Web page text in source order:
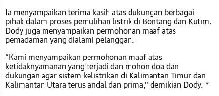
Ia menyampaikan terima kasih atas dukungan berbagai
pihak dalam proses pemulihan listrik di Bontang dan Kutim.
Dody juga menyampaikan permohonan maaf atas
pemadaman yang dialami pelanggan.
“Kami menyampaikan permohonan maaf atas
ketidaknyamanan yang terjadi dan mohon doa dan
dukungan agar sistem kelistrikan di Kalimantan Timur dan
Kalimantan Utara terus andal dan prima,” demikian Dody. *